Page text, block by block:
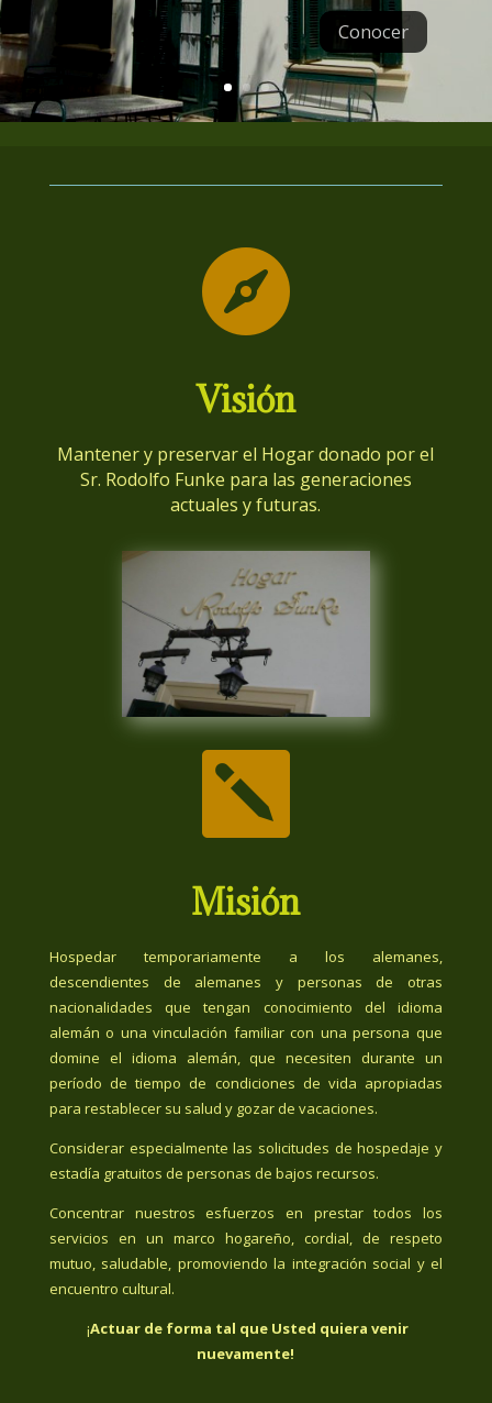
Conocer

Visión
Mantener y preservar el Hogar donado por el
Sr. Rodolfo Funke para las generaciones
actuales y futuras.

Misión
Hospedar temporariamente a los alemanes,
descendientes de alemanes y personas de otras
nacionalidades que tengan conocimiento del idioma
alemán o una vinculación familiar con una persona que
domine el idioma alemán, que necesiten durante un
período de tiempo de condiciones de vida apropiadas
para restablecer su salud y gozar de vacaciones.
Considerar especialmente las solicitudes de hospedaje y
estadía gratuitos de personas de bajos recursos.
Concentrar nuestros esfuerzos en prestar todos los
servicios en un marco hogareño, cordial, de respeto
mutuo, saludable, promoviendo la integración social y el
encuentro cultural.
¡Actuar de forma tal que Usted quiera venir
nuevamente!